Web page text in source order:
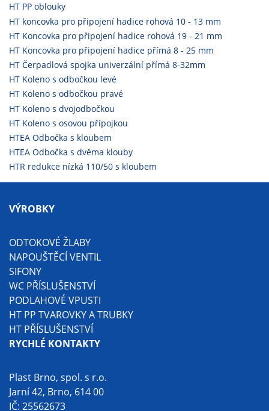
HT PP oblouky
HT koncovka pro připojení hadice rohová 10 - 13 mm
HT Koncovka pro připojení hadice rohová 19 - 21 mm
HT Koncovka pro připojení hadice přímá 8 - 25 mm
HT Čerpadlová spojka univerzální přímá 8-32mm
HT Koleno s odbočkou levé
HT Koleno s odbočkou pravé
HT Koleno s dvojodbočkou
HT Koleno s osovou přípojkou
HTEA Odbočka s kloubem
HTEA Odbočka s dvěma klouby
HTR redukce nízká 110/50 s kloubem
VÝROBKY
ODTOKOVÉ ŽLABY
NAPOUŠTĚCÍ VENTIL
SIFONY
WC PŘÍSLUŠENSTVÍ
PODLAHOVÉ VPUSTI
HT PP TVAROVKY A TRUBKY
HT PŘÍSLUŠENSTVÍ
RYCHLÉ KONTAKTY
Plast Brno, spol. s r.o.
Jarní 42, Brno, 614 00
IČ: 25562673